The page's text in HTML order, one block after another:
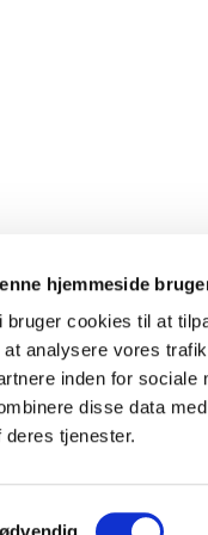
hjemmeside
bruger cookies til at
at analysere vores
inden for sociale
disse data
deres tjenester.
Kokkedal